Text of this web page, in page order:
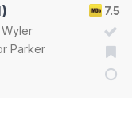
7.5
Parker